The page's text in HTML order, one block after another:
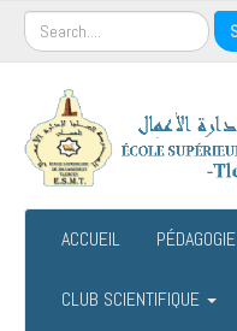
ACCUEIL PÉDAGOGIE
CLUB SCIENTIFIQUE